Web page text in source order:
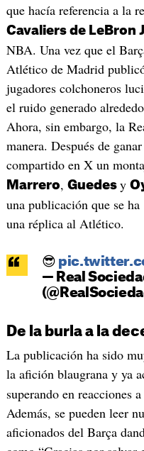
que hacía referencia a la
Cavaliers de LeBron
NBA. Una vez que el
Atlético de Madrid
jugadores colchoneros
el ruido generado
Ahora, sin embargo, la
manera. Después de
compartido en X un
Marrero, Guedes y
una publicación que se
una réplica al Atlético.
😎
— Real
De la burla a la
La publicación ha sido
la afición blaugrana y ya
superando en reacciones
Además, se pueden leer
aficionados del Barça